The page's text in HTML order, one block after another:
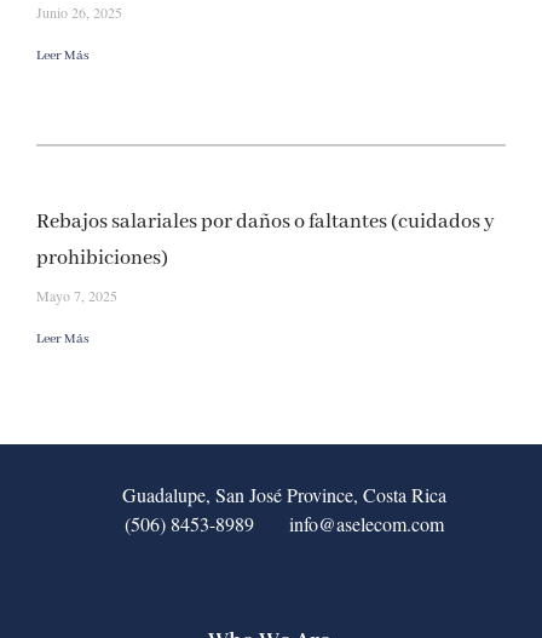
Junio 26, 2025
Leer Más
Rebajos salariales por daños o faltantes (cuidados y
prohibiciones)
Mayo 7, 2025
Leer Más
Guadalupe, San José Province, Costa Rica
(506) 8453-8989
info@aselecom.com